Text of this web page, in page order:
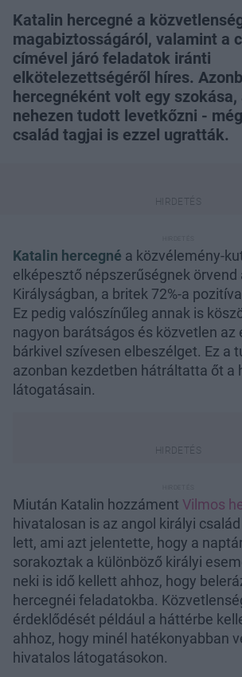
Katalin hercegné a
magabiztosságáról, valamint a
címével járó feladatok iránti
elkötelezettségéről híres.
hercegnéként volt egy
nehezen tudott levetkőzni -
család tagjai is ezzel ugratták.
Katalin hercegné a közvélemény-
elképesztő népszerűségnek örvend
Királyságban, a britek 72%-a
Ez pedig valószínűleg annak is
nagyon barátságos és közvetlen az
bárkivel szívesen elbeszélget. Ez a
azonban kezdetben hátráltatta őt a
látogatásain.
Miután Katalin hozzáment Vilmos
hivatalosan is az angol királyi család
lett, ami azt jelentette, hogy a
sorakoztak a különböző királyi
neki is idő kellett ahhoz, hogy
hercegnéi feladatokba.
érdeklődését például a háttérbe
ahhoz, hogy minél hatékonyabban
hivatalos látogatásokon.